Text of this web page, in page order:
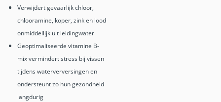
Verwijdert gevaarlijk chloor,
chlooramine, koper, zink en lood
onmiddellijk uit leidingwater
Geoptimaliseerde vitamine B-
mix vermindert stress bij vissen
tijdens waterverversingen en
ondersteunt zo hun gezondheid
langdurig